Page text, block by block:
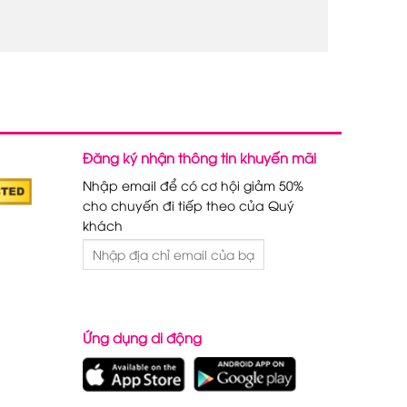
Đăng ký nhận thông tin khuyến mãi
Nhập email để có cơ hội giảm 50%
cho chuyến đi tiếp theo của Quý
khách
Ứng dụng di động